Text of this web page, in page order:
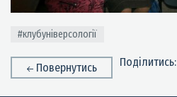
#клубуніверсології
Повернутись Поділитись: